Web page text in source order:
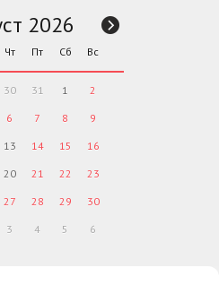
2026
Чт Пт Сб Вс
30 31 1 2
6 7 8 9
13 14 15 16
20 21 22 23
27 28 29 30
3 4 5 6